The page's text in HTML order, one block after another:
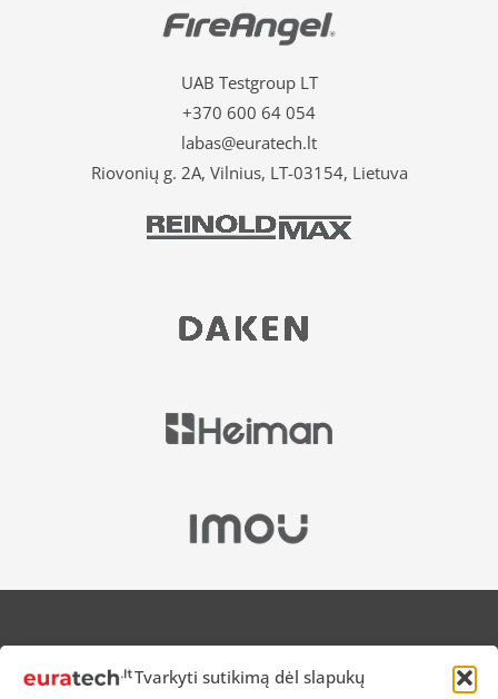
Tvarkyti sutikimą dėl slapukų
UAB Testgroup LT
+370 600 64 054
labas@euratech.lt
Riovonių g. 2A, Vilnius, LT-03154, Lietuva
NUOLAIDOS HEROJAMS